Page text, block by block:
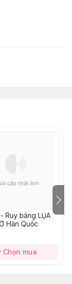
Ruy băng LỤA
Hàn Quốc
Chọn mua